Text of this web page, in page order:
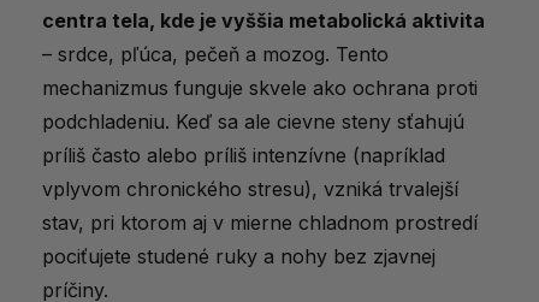
Cesty k teplým končatinám
Kde čítať o tomto probléme viac?
centra tela, kde je vyššia metabolická aktivita
– srdce, pľúca, pečeň a mozog. Tento
mechanizmus funguje skvele ako ochrana proti
podchladeniu. Keď sa ale cievne steny sťahujú
príliš často alebo príliš intenzívne (napríklad
vplyvom chronického stresu), vzniká trvalejší
stav, pri ktorom aj v mierne chladnom prostredí
pociťujete studené ruky a nohy bez zjavnej
príčiny.